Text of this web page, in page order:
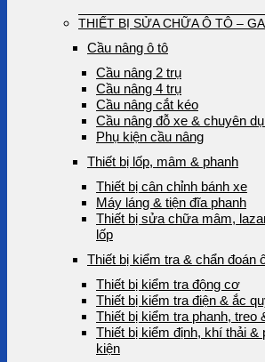
THIẾT BỊ SỬA CHỮA Ô TÔ –
Cầu nâng ô tô
Cầu nâng 2 trụ
Cầu nâng 4 trụ
Cầu nâng cắt kéo
Cầu nâng đỗ xe & chuyên
Phụ kiện cầu nâng
Thiết bị lốp, mâm & phanh
Thiết bị cân chỉnh bánh xe
Máy láng & tiện đĩa phanh
Thiết bị sửa chữa mâm,
lốp
Thiết bị kiểm tra & chẩn đoán
Thiết bị kiểm tra động cơ
Thiết bị kiểm tra điện & ắc
Thiết bị kiểm tra phanh, treo
Thiết bị kiểm định, khí thải &
kiện